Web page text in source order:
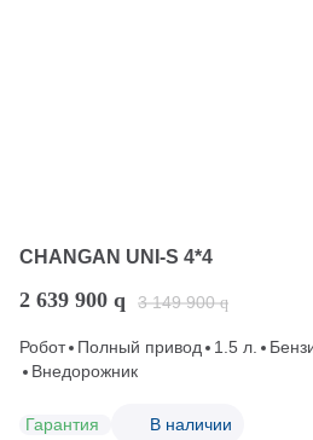
CHANGAN UNI-S 4*4
2 639 900 q 3 149 900 q
Робот Полный привод 1.5 л.
Внедорожник
Гарантия В наличии